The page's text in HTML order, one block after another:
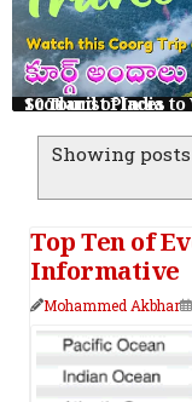
10 Tourist Places to Visit in Coorg - తెలుగులో కూర్గ్ ట్రిప్ - Scotland of India
Showing
Top Ten of
Informative
Mohammed Akbhar